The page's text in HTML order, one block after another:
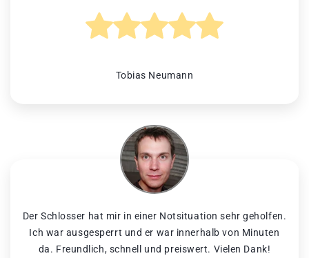
Tobias Neumann
Der Schlosser hat mir in einer Notsituation sehr geholfen.
Ich war ausgesperrt und er war innerhalb von Minuten
da. Freundlich, schnell und preiswert. Vielen Dank!